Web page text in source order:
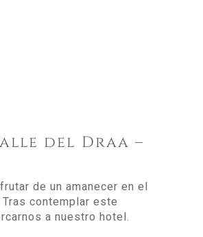
del Draa –
de un amanecer en el
contemplar este
a nuestro hotel.